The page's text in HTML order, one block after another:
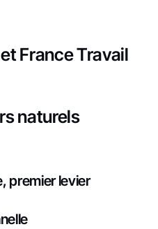
France Travail
naturels
premier levier